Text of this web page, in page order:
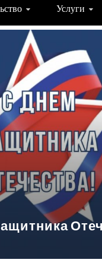
Услуги